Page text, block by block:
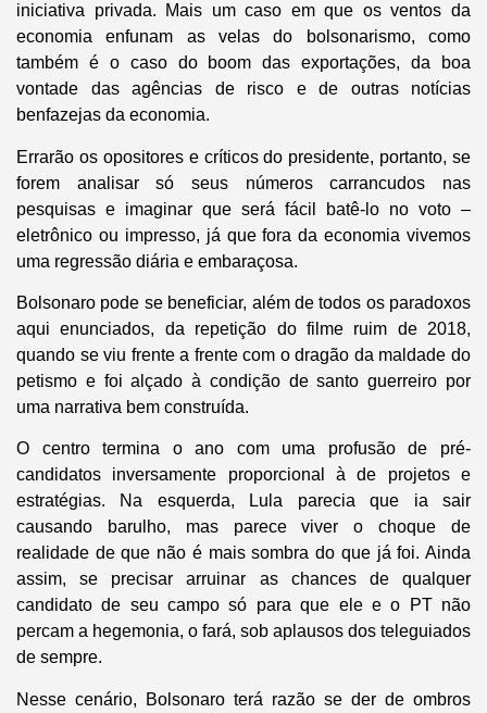
iniciativa privada. Mais um caso em que os ventos da
economia enfunam as velas do bolsonarismo, como
também é o caso do boom das exportações, da boa
vontade das agências de risco e de outras notícias
benfazejas da economia.
Errarão os opositores e críticos do presidente, portanto, se
forem analisar só seus números carrancudos nas
pesquisas e imaginar que será fácil batê-lo no voto –
eletrônico ou impresso, já que fora da economia vivemos
uma regressão diária e embaraçosa.
Bolsonaro pode se beneficiar, além de todos os paradoxos
aqui enunciados, da repetição do filme ruim de 2018,
quando se viu frente a frente com o dragão da maldade do
petismo e foi alçado à condição de santo guerreiro por
uma narrativa bem construída.
O centro termina o ano com uma profusão de pré-
candidatos inversamente proporcional à de projetos e
estratégias. Na esquerda, Lula parecia que ia sair
causando barulho, mas parece viver o choque de
realidade de que não é mais sombra do que já foi. Ainda
assim, se precisar arruinar as chances de qualquer
candidato de seu campo só para que ele e o PT não
percam a hegemonia, o fará, sob aplausos dos teleguiados
de sempre.
Nesse cenário, Bolsonaro terá razão se der de ombros